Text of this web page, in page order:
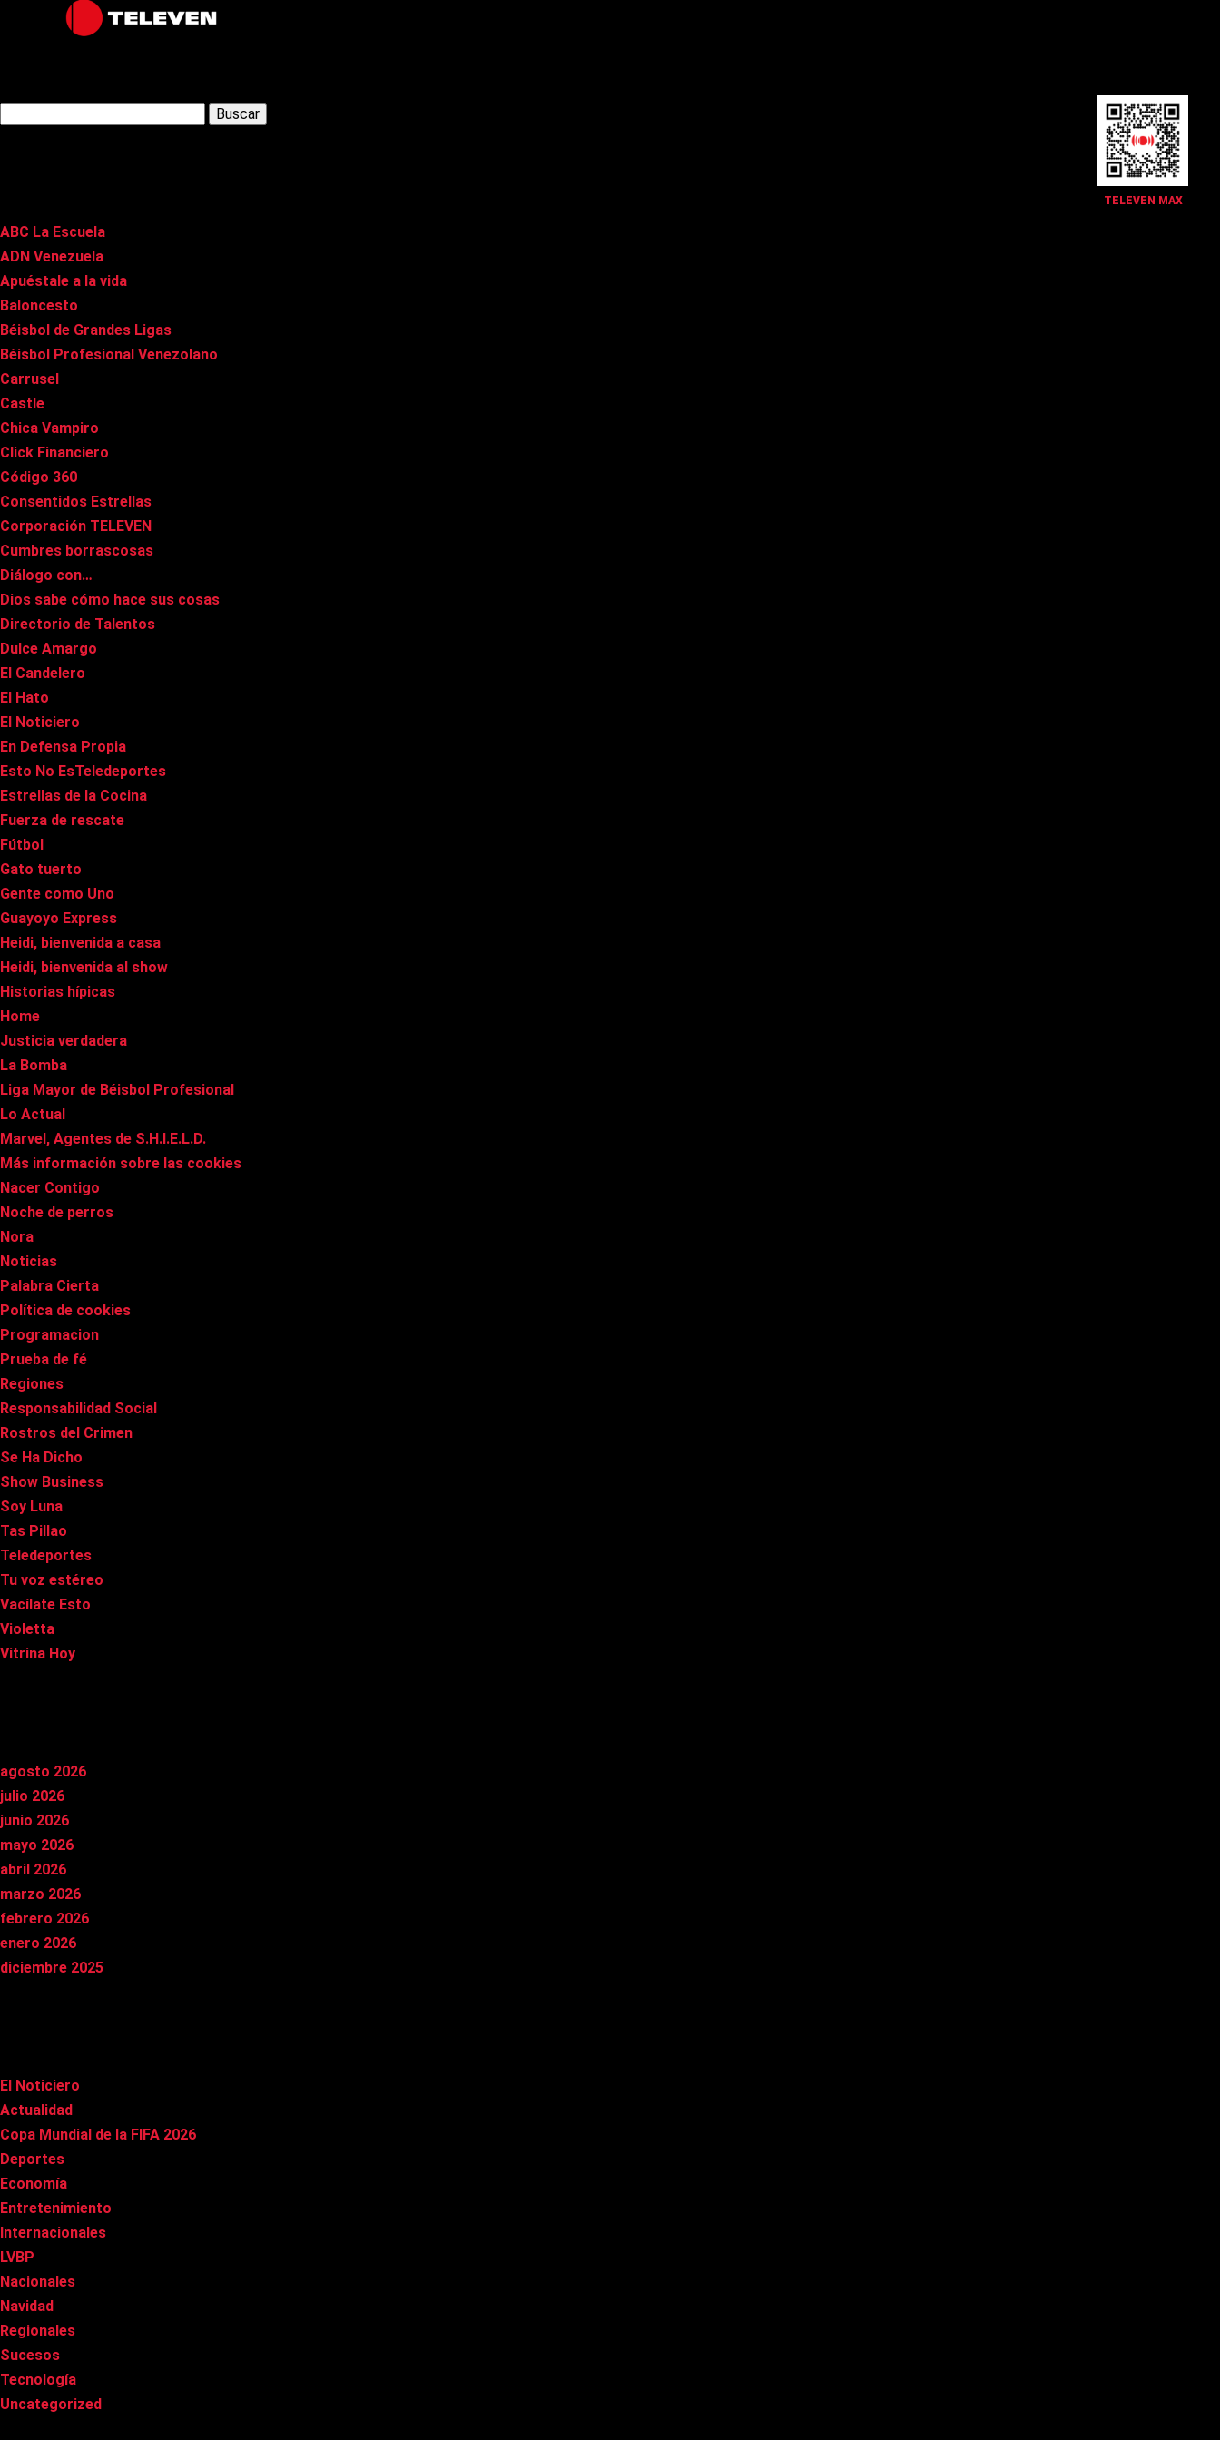
TELEVEN MAX
Latest Posts
ABC La Escuela
ADN Venezuela
Apuéstale a la vida
Baloncesto
Béisbol de Grandes Ligas
Béisbol Profesional Venezolano
Carrusel
Castle
Chica Vampiro
Click Financiero
Código 360
Consentidos Estrellas
Corporación TELEVEN
Cumbres borrascosas
Diálogo con…
Dios sabe cómo hace sus cosas
Directorio de Talentos
Dulce Amargo
El Candelero
El Hato
El Noticiero
En Defensa Propia
Esto No EsTeledeportes
Estrellas de la Cocina
Fuerza de rescate
Fútbol
Gato tuerto
Gente como Uno
Guayoyo Express
Heidi, bienvenida a casa
Heidi, bienvenida al show
Historias hípicas
Home
Justicia verdadera
La Bomba
Liga Mayor de Béisbol Profesional
Lo Actual
Marvel, Agentes de S.H.I.E.L.D.
Más información sobre las cookies
Nacer Contigo
Noche de perros
Nora
Noticias
Palabra Cierta
Política de cookies
Programacion
Prueba de fé
Regiones
Responsabilidad Social
Rostros del Crimen
Se Ha Dicho
Show Business
Soy Luna
Tas Pillao
Teledeportes
Tu voz estéreo
Vacílate Esto
Violetta
Vitrina Hoy
agosto 2026
julio 2026
junio 2026
mayo 2026
abril 2026
marzo 2026
febrero 2026
enero 2026
diciembre 2025
El Noticiero
Actualidad
Copa Mundial de la FIFA 2026
Deportes
Economía
Entretenimiento
Internacionales
LVBP
Nacionales
Navidad
Regionales
Sucesos
Tecnología
Uncategorized